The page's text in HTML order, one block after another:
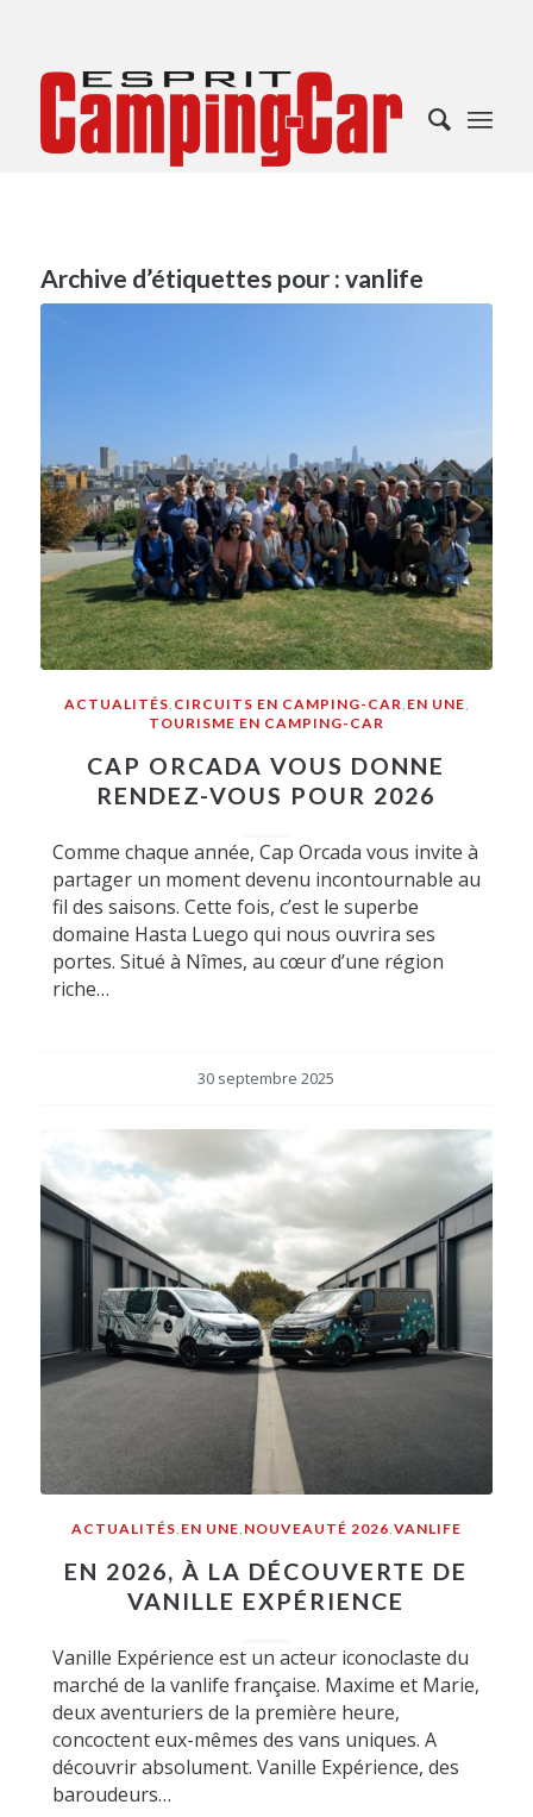
Archive d’étiquettes pour : vanlife
ACTUALITÉS CIRCUITS EN CAMPING-CAR EN UNE
TOURISME EN CAMPING-CAR
CAP ORCADA VOUS DONNE
RENDEZ-VOUS POUR 2026
Comme chaque année, Cap Orcada vous invite à
partager un moment devenu incontournable au
fil des saisons. Cette fois, c’est le superbe
domaine Hasta Luego qui nous ouvrira ses
portes. Situé à Nîmes, au cœur d’une région
riche…
30 septembre 2025
ACTUALITÉS, EN UNE, NOUVEAUTÉ 2026,VANLIFE
EN 2026, À LA DÉCOUVERTE DE
VANILLE EXPÉRIENCE
Vanille Expérience est un acteur iconoclaste du
marché de la vanlife française. Maxime et Marie,
deux aventuriers de la première heure,
concoctent eux-mêmes des vans uniques. A
découvrir absolument. Vanille Expérience, des
baroudeurs…